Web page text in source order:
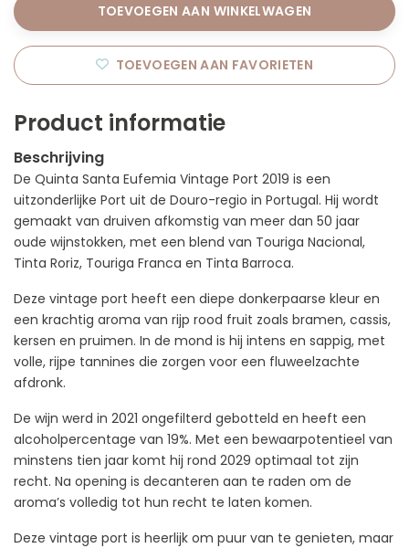
TOEVOEGEN AAN WINKELWAGEN
TOEVOEGEN AAN FAVORIETEN
Product informatie
Beschrijving
De Quinta Santa Eufemia Vintage Port 2019 is een
uitzonderlijke Port uit de Douro-regio in Portugal. Hij wordt
gemaakt van druiven afkomstig van meer dan 50 jaar
oude wijnstokken, met een blend van Touriga Nacional,
Tinta Roriz, Touriga Franca en Tinta Barroca.
Deze vintage port heeft een diepe donkerpaarse kleur en
een krachtig aroma van rijp rood fruit zoals bramen, cassis,
kersen en pruimen. In de mond is hij intens en sappig, met
volle, rijpe tannines die zorgen voor een fluweelzachte
afdronk.
De wijn werd in 2021 ongefilterd gebotteld en heeft een
alcoholpercentage van 19%. Met een bewaarpotentieel van
minstens tien jaar komt hij rond 2029 optimaal tot zijn
recht. Na opening is decanteren aan te raden om de
aroma’s volledig tot hun recht te laten komen.
Deze vintage port is heerlijk om puur van te genieten, maar